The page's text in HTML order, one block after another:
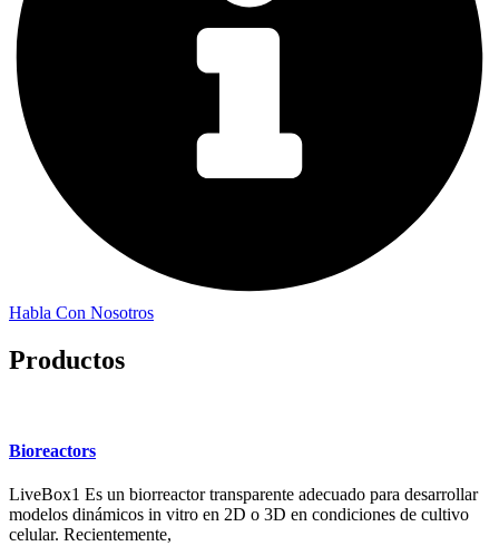
Habla Con Nosotros
Productos
Bioreactors
LiveBox1 Es un biorreactor transparente adecuado para desarrollar
modelos dinámicos in vitro en 2D o 3D en condiciones de cultivo
celular. Recientemente,